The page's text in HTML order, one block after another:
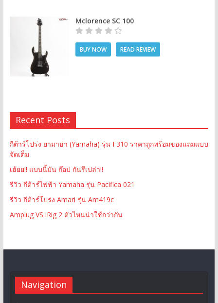
Mclorence SC 100
BUY NOW READ REVIEW
Recent Posts
กีต้าร์โปร่ง ยามาฮ่า (Yamaha) รุ่น F310 ราคาถูกพร้อมของแถมแบบ
จัดเต็ม
เฮ้ยย!! แบบนี้มัน ก๊อป กันรึเปล่า!!
รีวิว กีต้าร์ไฟฟ้า Yamaha รุ่น Pacifica 021
รีวิว กีต้าร์โปร่ง Amari รุ่น Am419c
Amplug VS iRig 2 ตัวไหนน่าใช้กว่ากัน
Navigation